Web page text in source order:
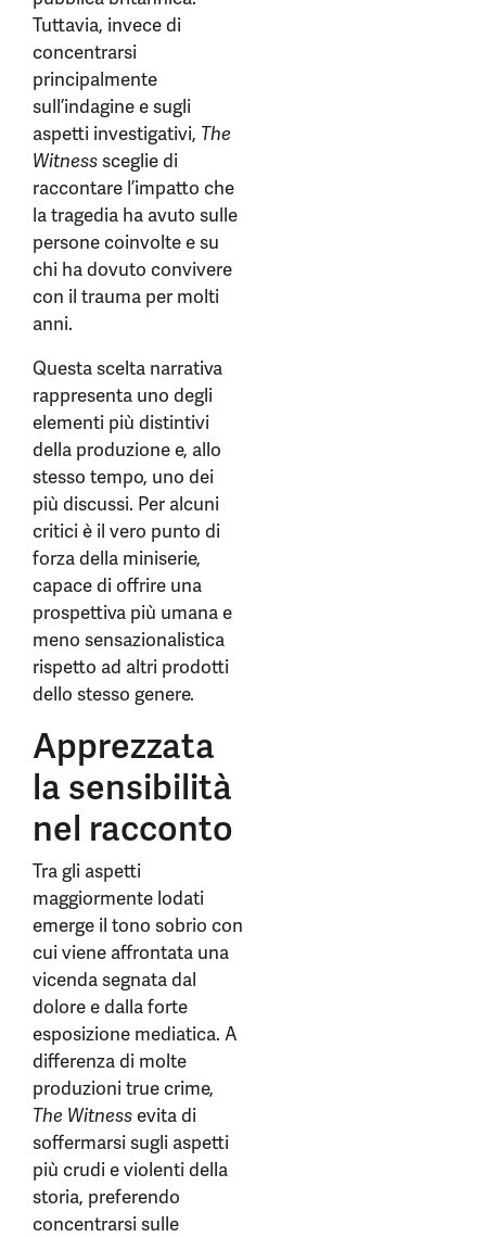
Tuttavia, invece di
concentrarsi
principalmente
sull’indagine e sugli
aspetti investigativi, The
Witnesssceglie di
raccontare l’impatto che
la tragedia ha avuto sulle
persone coinvolte e su
chi ha dovuto convivere
con il trauma per molti
anni.
Questa scelta narrativa
rappresenta uno degli
elementi più distintivi
della produzione e, allo
stesso tempo, uno dei
più discussi. Per alcuni
critici è il vero punto di
forza della miniserie,
capace di offrire una
prospettiva più umana e
meno sensazionalistica
rispetto ad altri prodotti
dello stesso genere.
Apprezzata
la sensibilità
nel racconto
Tra gli aspetti
maggiormente lodati
emerge il tono sobrio con
cui viene affrontata una
vicenda segnata dal
dolore e dalla forte
esposizione mediatica. A
differenza di molte
produzioni true crime,
The Witnessevita di
soffermarsi sugli aspetti
più crudi e violenti della
storia, preferendo
concentrarsi sulle